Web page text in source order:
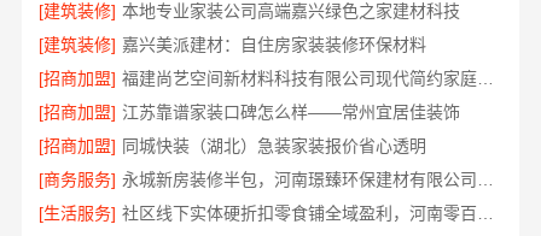
[建筑装修] 本地专业家装公司高端嘉兴绿色之家建材科技
[建筑装修] 嘉兴美派建材：自住房家装装修环保材料
[招商加盟]
福建尚艺空间新材料科技有限公司现代简约家庭装修免费设计整体落地
[招商加盟] 江苏靠谱家装口碑怎么样——常州宜居佳装饰
[招商加盟] 同城快装（湖北）急装家装报价省心透明
[商务服务]
[生活服务]